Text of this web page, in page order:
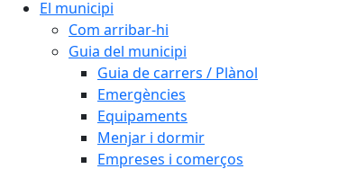
El municipi
Com arribar-hi
Guia del municipi
Guia de carrers / Plànol
Emergències
Equipaments
Menjar i dormir
Empreses i comerços